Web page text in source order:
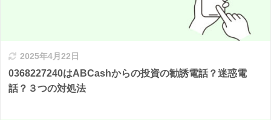
2025年4月22日
0368227240はABCashからの投資の勧誘電話？迷惑電
話？３つの対処法